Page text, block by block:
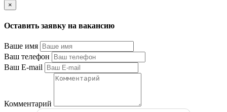
×
Оставить заявку на вакансию
Ваше имя
Ваш телефон
Ваш E-mail
Комментарий